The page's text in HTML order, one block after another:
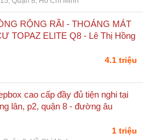
RỘNG RÃI - THOÁNG MÁT
TOPAZ ELITE Q8 - Lê Thị Hồng
4.1 triệu
cao cấp đầy đủ tiện nghi tại
lân, p2, quận 8 - đường âu
2, quận 8, hồ chí minh
1 triệu